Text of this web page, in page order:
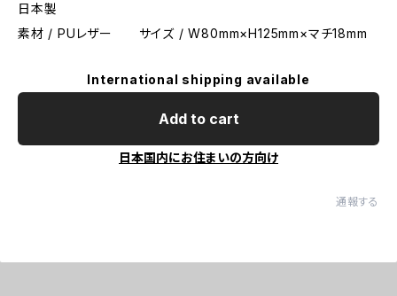
日本製
素材 / PUレザー サイズ / W80mm×H125mm×マチ18mm
International shipping available
Add to cart
日本国内にお住まいの方向け
通報する